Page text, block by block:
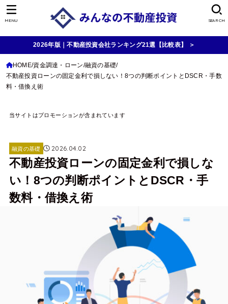
SEARCH
MENU
2026年版｜不動産投資会社ランキング21選【比較表】 ＞
HOME 資金調達・ローン 融資の基礎
不動産投資ローンの固定金利で損しない！8つの判断ポイントとDSCR・手数
料・借換え術
当サイトはプロモーションが含まれています
融資の基礎 2026.04.02
不動産投資ローンの固定金利で損しな
い！8つの判断ポイントとDSCR・手
数料・借換え術